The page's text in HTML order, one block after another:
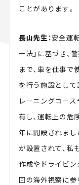
ことがあります。
長山先生：安全運
ー法」に基づき、
まで、車を仕事
を行う施設とし
レーニングコー
有し、運転上の危
年に開設されまし
が設置されて、私
作成やドライビン
回の海外視察に参